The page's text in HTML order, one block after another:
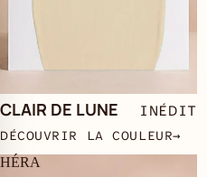
CLAIR DE LUNE INÉDIT
DÉCOUVRIR LA COULEUR→
HÉRA